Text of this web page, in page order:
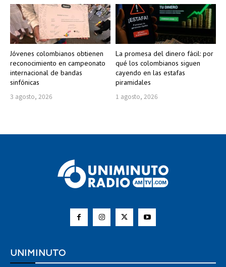
Jóvenes colombianos obtienen
reconocimiento en campeonato
internacional de bandas
sinfónicas
3 agosto, 2026
La promesa del dinero fácil: por
qué los colombianos siguen
cayendo en las estafas
piramidales
1 agosto, 2026
UNIMINUTO